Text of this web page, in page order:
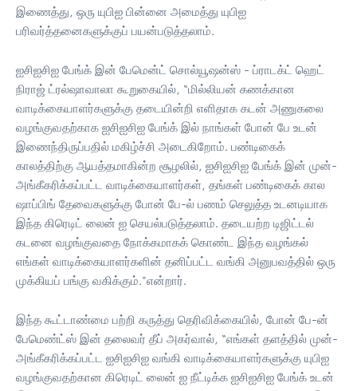
இணைத்து, ஒரு யுபிஐ பின்னை அமைத்து யுபிஐ
பரிவர்த்தனைகளுக்குப் பயன்படுத்தலாம்.
ஐசிஐசிஐ பேங்க் இன் பேமென்ட் சொல்யூஷன்ஸ் - ப்ராடக்ட் ஹெட்
நிராஜ் ட்ரல்ஷாவாலா கூறுகையில், “மில்லியன் கணக்கான
வாடிக்கையாளர்களுக்கு தடையின்றி எளிதாக கடன் அணுகலை
வழங்குவதற்காக ஐசிஐசிஐ பேங்க் இல் நாங்கள் போன் பே உடன்
இணைந்திருப்பதில் மகிழ்ச்சி அடைகிறோம். பண்டிகைக்
காலத்திற்கு ஆயத்தமாகின்ற சூழலில், ஐசிஐசிஐ பேங்க் இன் முன்-
அங்கீகரிக்கப்பட்ட வாடிக்கையாளர்கள், தங்கள் பண்டிகைக் கால
ஷாப்பிங் தேவைகளுக்கு போன் பே-ல் பணம் செலுத்த உடனடியாக
இந்த கிரெடிட் லைன் ஐ செயல்படுத்தலாம். தடையற்ற டிஜிட்டல்
கடனை வழங்குவதை நோக்கமாகக் கொண்ட இந்த வழங்கல்
எங்கள் வாடிக்கையாளர்களின் தனிப்பட்ட வங்கி அனுபவத்தில் ஒரு
முக்கியப் பங்கு வகிக்கும்."என்றார்.
இந்த கூட்டாண்மை பற்றி கருத்து தெரிவிக்கையில், போன் பே-ன்
பேமெண்ட்ஸ் இன் தலைவர் தீப் அகர்வால், “எங்கள் தளத்தில் முன்-
அங்கீகரிக்கப்பட்ட ஐசிஐசிஐ வங்கி வாடிக்கையாளர்களுக்கு யுபிஐ
வழங்குவதற்கான கிரெடிட் லைன் ஐ நீட்டிக்க ஐசிஐசிஐ பேங்க் உடன்